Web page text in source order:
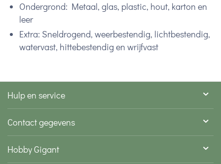
Ondergrond: Metaal, glas, plastic, hout, karton en
leer
Extra: Sneldrogend, weerbestendig, lichtbestendig,
watervast, hittebestendig en wrijfvast
Hulp en service
Contact gegevens
Hobby Gigant